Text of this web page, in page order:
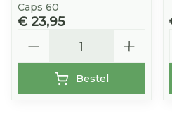
Caps 60
€ 23,95
Bestel